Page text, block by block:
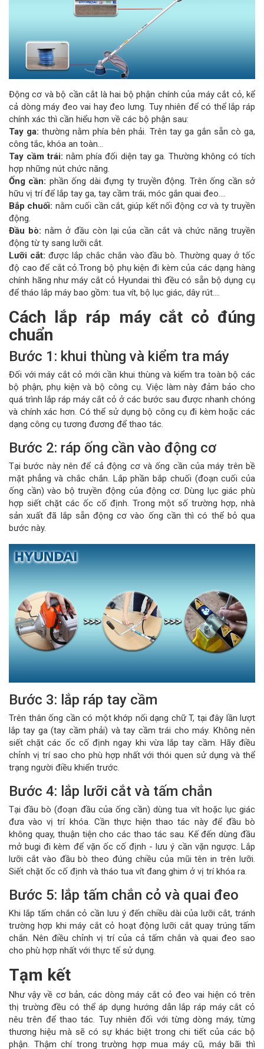
Động cơ và bộ cần cắt là hai bộ phận chính của máy cắt cỏ, kể
cả dòng máy đeo vai hay đeo lưng. Tuy nhiên để có thể lắp ráp
chính xác thì cần hiểu hơn về các bộ phận sau:
Tay ga:thường nằm phía bên phải. Trên tay ga gắn sẵn cò ga,
công tắc, khóa an toàn…
Tay cầm trái: nằm phía đối diện tay ga. Thường không có tích
hợp những nút chức năng.
Ống cần: phần ống dài đựng ty truyền động. Trên ống cần sở
hữu vị trí để lắp tay ga, tay cầm trái, móc gắn quai đeo….
Bắp chuối: nằm cuối cần cắt, giúp kết nối động cơ và ty truyền
động.
Đầu bò: nằm ở đầu còn lại của cần cắt và chức năng truyền
động từ ty sang lưỡi cắt.
Lưỡi cắt:được lắp chắc chắn vào đầu bò. Thường quay ở tốc
độ cao để cắt cỏ.Trong bộ phụ kiện đi kèm của các dạng hàng
chính hãng như máy cắt cỏ Hyundai thì đều có sẵn bộ dụng cụ
để tháo lắp máy bao gồm: tua vít, bộ lục giác, dây rút….
Cách lắp ráp máy cắt cỏ đúng
chuẩn
Bước 1: khui thùng và kiểm tra máy
Đối với máy cắt cỏ mới cần khui thùng và kiểm tra toàn bộ các
bộ phận, phụ kiện và bộ công cụ. Việc làm này đảm bảo cho
quá trình lắp ráp máy cắt cỏ ở các bước sau được nhanh chóng
và chính xác hơn. Có thể sử dụng bộ công cụ đi kèm hoặc các
dạng công cụ tương đương để thao tác.
Bước 2: ráp ống cần vào động cơ
Tại bước này nên để cả động cơ và ống cần của máy trên bề
mặt phẳng và chắc chắn. Lắp phần bắp chuối (đoạn cuối của
ống cần) vào bộ truyền động của động cơ. Dùng lục giác phù
hợp siết chặt các ốc cố định. Trong một số trường hợp, nhà
sản xuất đã lắp sẵn động cơ vào ống cần thì có thể bỏ qua
bước này.
Bước 3: lắp ráp tay cầm
Trên thân ống cần có một khớp nối dạng chữ T, tại đây lần lượt
lắp tay ga (tay cầm phải) và tay cầm trái cho máy. Không nên
siết chặt các ốc cố định ngay khi vừa lắp tay cầm. Hãy điều
chỉnh vị trí sao cho phù hợp nhất với thói quen sử dụng và thể
trạng người điều khiển trước.
Bước 4: lắp lưỡi cắt và tấm chắn
Tại đầu bò (đoạn đầu của ống cần) dùng tua vít hoặc lục giác
đưa vào vị trí khóa. Cần thực hiện thao tác này để đầu bò
không quay, thuận tiện cho các thao tác sau. Kế đến dùng đầu
mở bugi đi kèm để vặn ốc cố định - lưu ý cần vặn ngược. Lắp
lưỡi cắt vào đầu bò theo đúng chiều của mũi tên in trên lưỡi.
Siết chặt ốc cố định và tháo tua vít đang ghim ở vị trí khóa ra.
Bước 5: lắp tấm chắn cỏ và quai đeo
Khi lắp tấm chắn cỏ cần lưu ý đến chiều dài của lưỡi cắt, tránh
trường hợp khi máy cắt cỏ hoạt động lưỡi cắt quay trúng tấm
chắn. Nên điều chỉnh vị trí của cả tấm chắn và quai đeo sao
cho phù hợp nhất với thực tế sử dụng.
Tạm kết
Như vậy về cơ bản, các dòng máy cắt cỏ đeo vai hiện có trên
thị trường đều có thể áp dụng hướng dẫn lắp ráp máy cắt cỏ
nêu trên để thao tác. Tuy nhiên đối với từng dòng máy, từng
thương hiệu mà sẽ có sự khác biệt trong chi tiết của các bộ
phận. Thậm chí trong trường hợp mua máy cũ, máy bãi thì